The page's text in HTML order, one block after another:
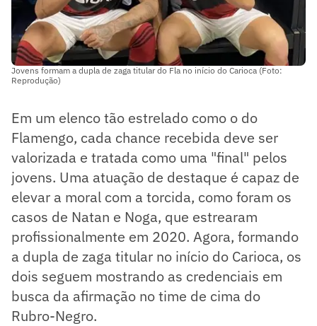
Jovens formam a dupla de zaga titular do Fla no início do Carioca (Foto:
Reprodução)
Em um elenco tão estrelado como o do
Flamengo, cada chance recebida deve ser
valorizada e tratada como uma "final" pelos
jovens. Uma atuação de destaque é capaz de
elevar a moral com a torcida, como foram os
casos de Natan e Noga, que estrearam
profissionalmente em 2020. Agora, formando
a dupla de zaga titular no início do Carioca, os
dois seguem mostrando as credenciais em
busca da afirmação no time de cima do
Rubro-Negro.